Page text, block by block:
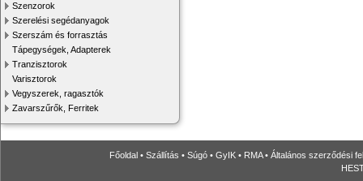
Szenzorok
Szerelési segédanyagok
Szerszám és forrasztás
Tápegységek, Adapterek
Tranzisztorok
Varisztorok
Vegyszerek, ragasztók
Zavarszűrők, Ferritek
Főoldal • Szállítás • Súgó • GyIK • RMA• Általános szerződési